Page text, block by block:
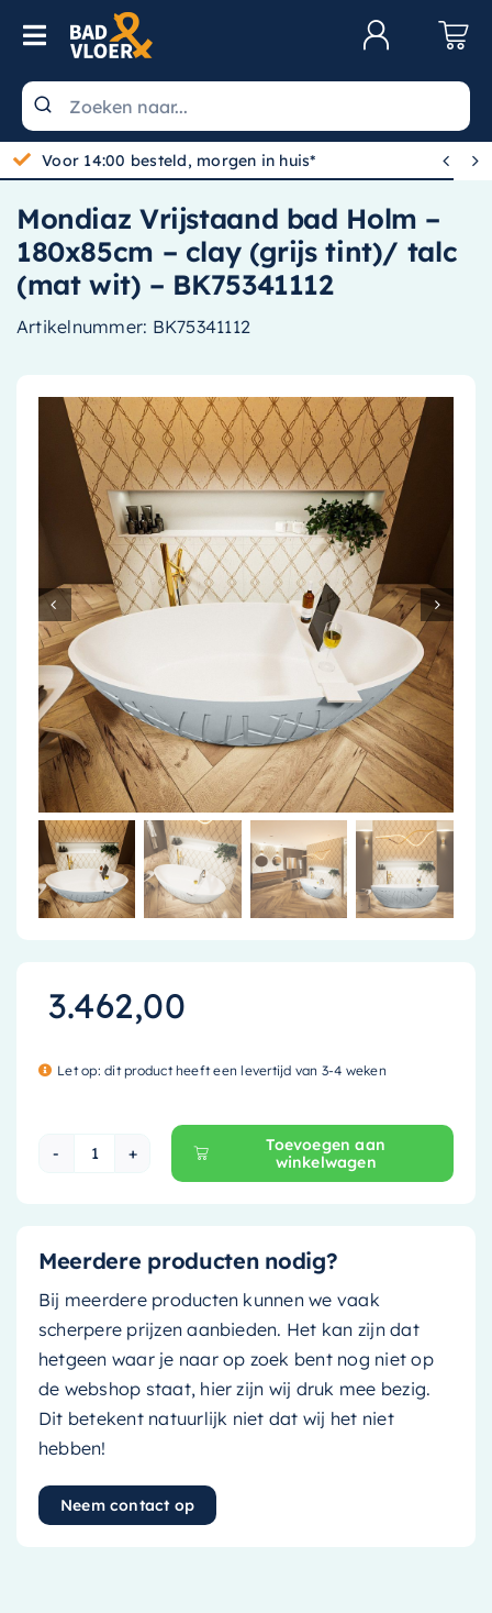
Skip to content
Toggle Navigation
Wastafels
Toiletten
Spiegels
Kranen
Douche
Baden
Radiatoren
Accessoires
Installatiemateriaal
Klimaatbeheersing
PVC
Tegels
Gratis bezorgd vanaf 100,-
 
Mondiaz Vrijstaand bad Holm –
180x85cm – clay (grijs tint)/ talc
(mat wit) – BK75341112
Artikelnummer: BK75341112
3.462,00
Let op: dit product heeft een levertijd van 3-4 weken
Mondiaz Vrijstaand bad Holm - 180x85cm -
Toevoegen aan
winkelwagen
Meerdere producten nodig?
Bij meerdere producten kunnen we vaak
scherpere prijzen aanbieden. Het kan zijn dat
hetgeen waar je naar op zoek bent nog niet op
de webshop staat, hier zijn wij druk mee bezig.
Dit betekent natuurlijk niet dat wij het niet
hebben!
Neem contact op